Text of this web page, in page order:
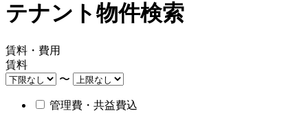
テナント物件検索
賃料・費用
賃料
〜
管理費・共益費込